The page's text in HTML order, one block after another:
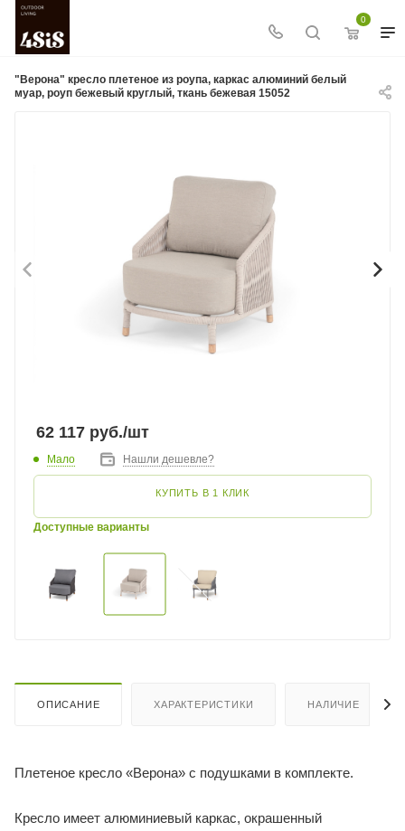
0
"Верона" кресло плетеное из роупа, каркас алюминий белый
муар, роуп бежевый круглый, ткань бежевая 15052
62 117 руб./шт
Мало Нашли дешевле?
Доступные варианты
КУПИТЬ В 1 КЛИК
ОПИСАНИЕ ХАРАКТЕРИСТИКИ НАЛИЧИЕ
Плетеное кресло «Верона» с подушками в комплекте.
Кресло имеет алюминиевый каркас, окрашенный